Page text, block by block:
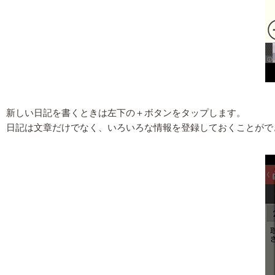
新しい日記を書くときは左下の＋ボタンをタップします。
日記は文章だけでなく、いろいろな情報を登録しておくことが